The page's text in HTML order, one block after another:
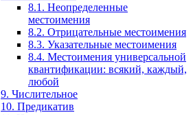
8.1. Неопределенные
местоимения
8.2. Отрицательные местоимения
8.3. Указательные местоимения
8.4. Местоимения универсальной
квантификации: всякий, каждый,
любой
9. Числительное
10. Предикатив